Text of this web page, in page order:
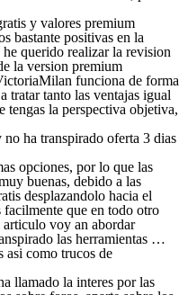
y valores premium
bastante positivas en la
querido realizar la revision
la version premium
funciona de forma
tratar tanto las ventajas igual
tengas la perspectiva objetiva,
ha transpirado oferta 3 dias
opciones, por lo que las
buenas, debido a las
desplazandolo hacia el
facilmente que en todo otro
articulo voy an abordar
las herramientas …
asi­ como trucos de
llamado la interes por las